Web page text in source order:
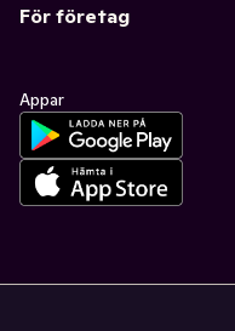
För företag
Appar